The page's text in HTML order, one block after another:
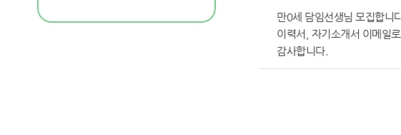
만0세 담임선생님 모집합니
이력서, 자기소개서 이메일
감사합니다.